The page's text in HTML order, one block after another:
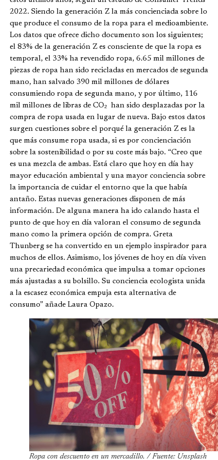
2022. Siendo la generación Z la más concienciada sobre lo
que produce el consumo de la ropa para el medioambiente.
Los datos que ofrece dicho documento son los siguientes;
el 83% de la generación Z es consciente de que la ropa es
temporal, el 33% ha revendido ropa, 6.65 mil millones de
piezas de ropa han sido recicladas en mercados de segunda
mano, han salvado 390 mil millones de dólares
consumiendo ropa de segunda mano, y por último, 116
mil millones de libras de CO₂ han sido desplazadas por la
compra de ropa usada en lugar de nueva. Bajo estos datos
surgen cuestiones sobre el porqué la generación Z es la
que más consume ropa usada, si es por concienciación
sobre la sostenibilidad o por su coste más bajo. “Creo que
es una mezcla de ambas. Está claro que hoy en día hay
mayor educación ambiental y una mayor conciencia sobre
la importancia de cuidar el entorno que la que había
antaño. Estas nuevas generaciones disponen de más
información. De alguna manera ha ido calando hasta el
punto de que hoy en día valoran el consumo de segunda
mano como la primera opción de compra. Greta
Thunberg se ha convertido en un ejemplo inspirador para
muchos de ellos. Asimismo, los jóvenes de hoy en día viven
una precariedad económica que impulsa a tomar opciones
más ajustadas a su bolsillo. Su conciencia ecologista unida
a la escasez económica empuja esta alternativa de
consumo” añade Laura Opazo.
Ropa con descuento en un mercadillo. / Fuente: Unsplash